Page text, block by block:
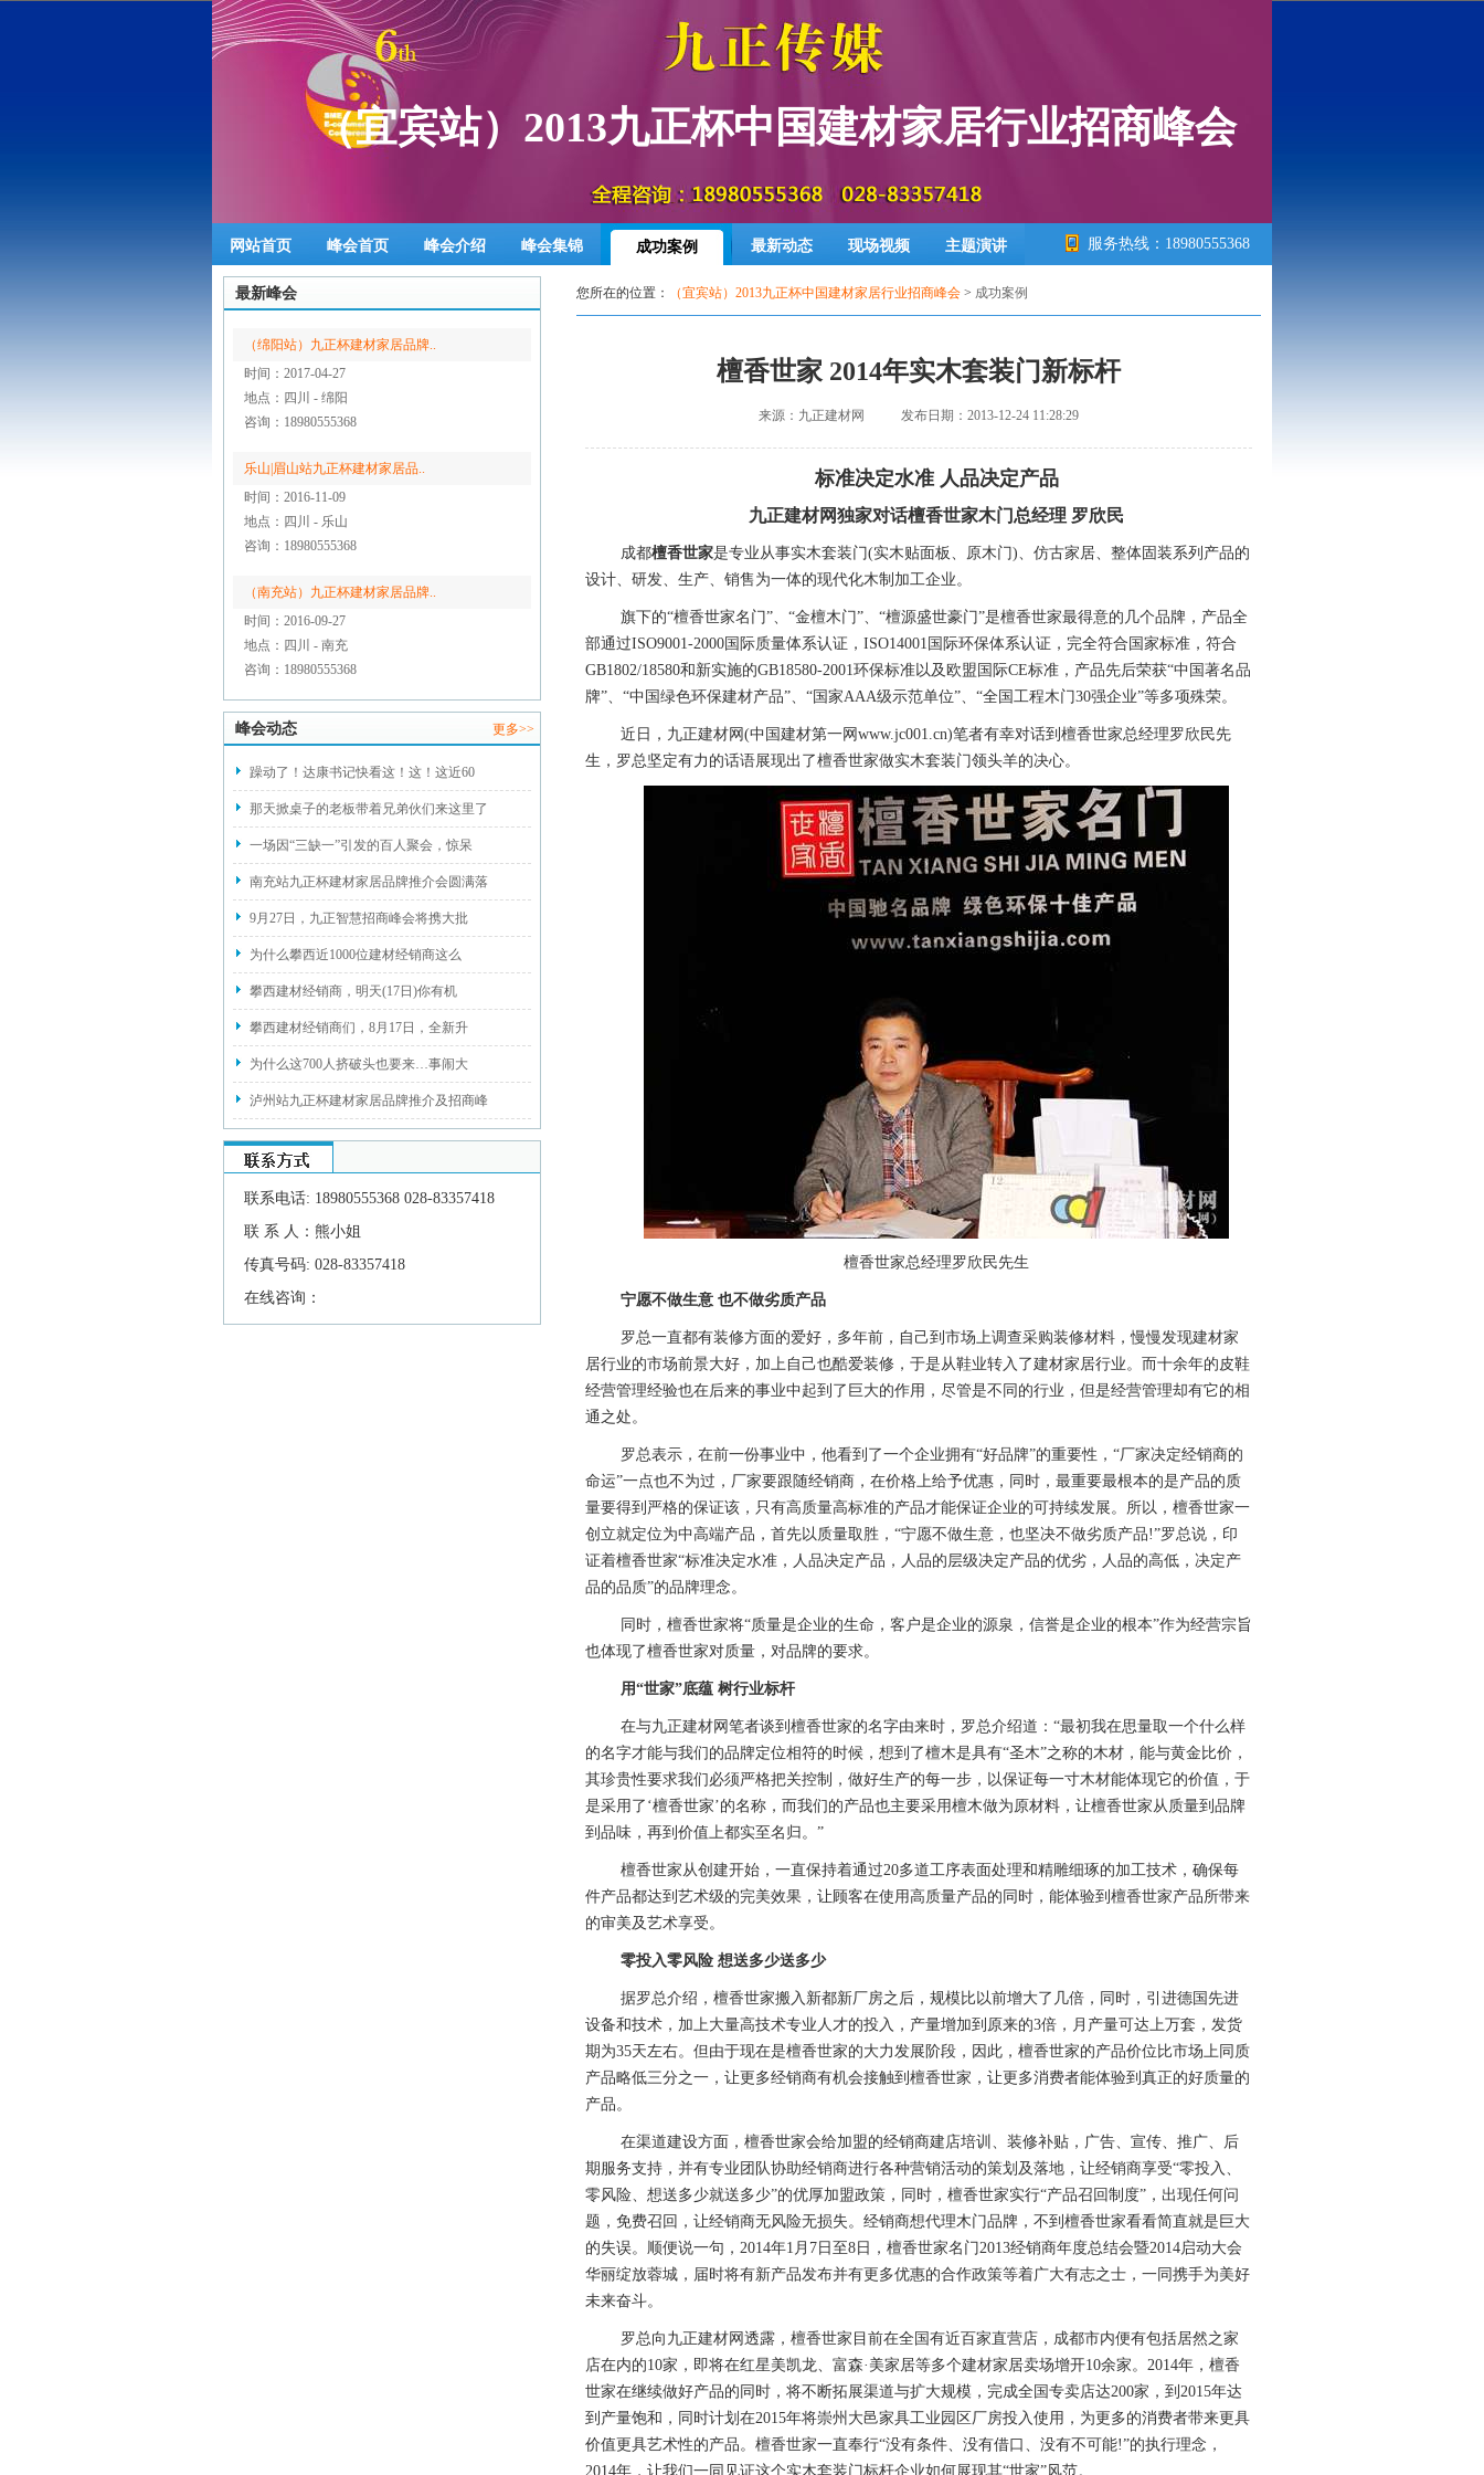
（宜宾站）2013九正杯中国建材家居行业招商峰会
网站首页 峰会首页 峰会介绍 峰会集锦 成功案例 最新动态 现场视频 主题演讲 服务热线：18980555368
最新峰会
（绵阳站）九正杯建材家居品牌..
时间：2017-04-27
地点：四川 - 绵阳
咨询：18980555368
乐山|眉山站九正杯建材家居品..
时间：2016-11-09
地点：四川 - 乐山
咨询：18980555368
（南充站）九正杯建材家居品牌..
时间：2016-09-27
地点：四川 - 南充
咨询：18980555368
峰会动态 更多>>
躁动了！达康书记快看这！这！这近60
那天掀桌子的老板带着兄弟伙们来这里了
一场因“三缺一”引发的百人聚会，惊呆
南充站九正杯建材家居品牌推介会圆满落
9月27日，九正智慧招商峰会将携大批
为什么攀西近1000位建材经销商这么
攀西建材经销商，明天(17日)你有机
攀西建材经销商们，8月17日，全新升
为什么这700人挤破头也要来…事闹大
泸州站九正杯建材家居品牌推介及招商峰
联系电话: 18980555368 028-83357418
联 系 人：熊小姐
传真号码: 028-83357418
在线咨询：
您所在的位置： （宜宾站）2013九正杯中国建材家居行业招商峰会 > 成功案例
檀香世家 2014年实木套装门新标杆
来源：九正建材网 发布日期：2013-12-24 11:28:29
标准决定水准 人品决定产品
九正建材网独家对话檀香世家木门总经理 罗欣民
成都檀香世家是专业从事实木套装门(实木贴面板、原木门)、仿古家居、整体固装系列产品的
设计、研发、生产、销售为一体的现代化木制加工企业。
旗下的“檀香世家名门”、“金檀木门”、“檀源盛世豪门”是檀香世家最得意的几个品牌，产品全
部通过ISO9001-2000国际质量体系认证，ISO14001国际环保体系认证，完全符合国家标准，符合
GB1802/18580和新实施的GB18580-2001环保标准以及欧盟国际CE标准，产品先后荣获“中国著名品
牌”、“中国绿色环保建材产品”、“国家AAA级示范单位”、“全国工程木门30强企业”等多项殊荣。
近日，九正建材网(中国建材第一网www.jc001.cn)笔者有幸对话到檀香世家总经理罗欣民先
生，罗总坚定有力的话语展现出了檀香世家做实木套装门领头羊的决心。
檀香世家总经理罗欣民先生
宁愿不做生意 也不做劣质产品
罗总一直都有装修方面的爱好，多年前，自己到市场上调查采购装修材料，慢慢发现建材家
居行业的市场前景大好，加上自己也酷爱装修，于是从鞋业转入了建材家居行业。而十余年的皮鞋
经营管理经验也在后来的事业中起到了巨大的作用，尽管是不同的行业，但是经营管理却有它的相
通之处。
罗总表示，在前一份事业中，他看到了一个企业拥有“好品牌”的重要性，“厂家决定经销商的
命运”一点也不为过，厂家要跟随经销商，在价格上给予优惠，同时，最重要最根本的是产品的质
量要得到严格的保证该，只有高质量高标准的产品才能保证企业的可持续发展。所以，檀香世家一
创立就定位为中高端产品，首先以质量取胜，“宁愿不做生意，也坚决不做劣质产品!”罗总说，印
证着檀香世家“标准决定水准，人品决定产品，人品的层级决定产品的优劣，人品的高低，决定产
品的品质”的品牌理念。
同时，檀香世家将“质量是企业的生命，客户是企业的源泉，信誉是企业的根本”作为经营宗旨
也体现了檀香世家对质量，对品牌的要求。
用“世家”底蕴 树行业标杆
在与九正建材网笔者谈到檀香世家的名字由来时，罗总介绍道：“最初我在思量取一个什么样
的名字才能与我们的品牌定位相符的时候，想到了檀木是具有“圣木”之称的木材，能与黄金比价，
其珍贵性要求我们必须严格把关控制，做好生产的每一步，以保证每一寸木材能体现它的价值，于
是采用了‘檀香世家’的名称，而我们的产品也主要采用檀木做为原材料，让檀香世家从质量到品牌
到品味，再到价值上都实至名归。”
檀香世家从创建开始，一直保持着通过20多道工序表面处理和精雕细琢的加工技术，确保每
件产品都达到艺术级的完美效果，让顾客在使用高质量产品的同时，能体验到檀香世家产品所带来
的审美及艺术享受。
零投入零风险 想送多少送多少
据罗总介绍，檀香世家搬入新都新厂房之后，规模比以前增大了几倍，同时，引进德国先进
设备和技术，加上大量高技术专业人才的投入，产量增加到原来的3倍，月产量可达上万套，发货
期为35天左右。但由于现在是檀香世家的大力发展阶段，因此，檀香世家的产品价位比市场上同质
产品略低三分之一，让更多经销商有机会接触到檀香世家，让更多消费者能体验到真正的好质量的
产品。
在渠道建设方面，檀香世家会给加盟的经销商建店培训、装修补贴，广告、宣传、推广、后
期服务支持，并有专业团队协助经销商进行各种营销活动的策划及落地，让经销商享受“零投入、
零风险、想送多少就送多少”的优厚加盟政策，同时，檀香世家实行“产品召回制度”，出现任何问
题，免费召回，让经销商无风险无损失。经销商想代理木门品牌，不到檀香世家看看简直就是巨大
的失误。顺便说一句，2014年1月7日至8日，檀香世家名门2013经销商年度总结会暨2014启动大会
华丽绽放蓉城，届时将有新产品发布并有更多优惠的合作政策等着广大有志之士，一同携手为美好
未来奋斗。
罗总向九正建材网透露，檀香世家目前在全国有近百家直营店，成都市内便有包括居然之家
店在内的10家，即将在红星美凯龙、富森·美家居等多个建材家居卖场增开10余家。2014年，檀香
世家在继续做好产品的同时，将不断拓展渠道与扩大规模，完成全国专卖店达200家，到2015年达
到产量饱和，同时计划在2015年将崇州大邑家具工业园区厂房投入使用，为更多的消费者带来更具
价值更具艺术性的产品。檀香世家一直奉行“没有条件、没有借口、没有不可能!”的执行理念，
2014年，让我们一同见证这个实木套装门标杆企业如何展现其“世家”风范。